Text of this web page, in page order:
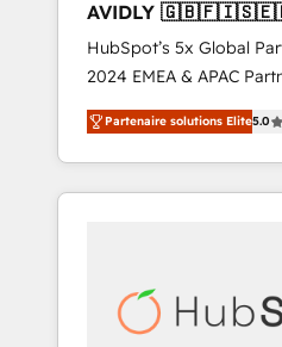
AVIDLY
🇩🇪🇦🇺🇳🇿
HubSpot’s 5x Global
2024 EMEA & APAC
world’s most
accredited HubSpot
With 2,750+ HubSpot
370+ specialists across
automation, we turn
human at global scale. 🏆 HubSpot’s CEO
Partenaire solutions Elite5.0